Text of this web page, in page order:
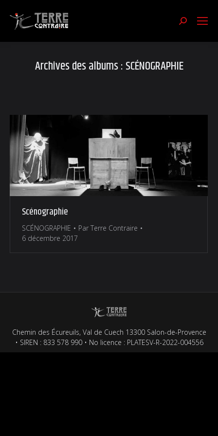
Archives des albums :SCÉNOGRAPHIE
Scénographie
SCÉNOGRAPHIE Par Terre Contraire
6 décembre 2017
Chemin des Écureuils, Val de Cuech 13300 Salon-de-Provence
• SIREN : 833 578 990 • No licence : PLATESV-R-2022-004556